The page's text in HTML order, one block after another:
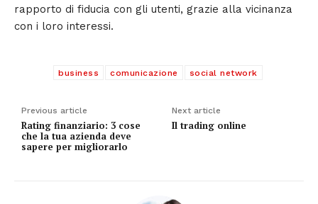
rapporto di fiducia con gli utenti, grazie alla vicinanza
con i loro interessi.
business comunicazione social network
Previous article
Rating finanziario: 3 cose
che la tua azienda deve
sapere per migliorarlo
Next article
Il trading online